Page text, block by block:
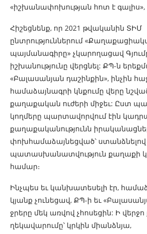
«իշխանափոխության հոտ է
Հիշեցնենք, որ 2021 թվականին ՏԻՄ
ընտրություններում
պայմանագիրը» չկարողացավ
իշխանությունը վերցնել: ՔՊ-ն
«Բալասանյան դաշինքին», ինչին
համաձայնագրի կնքումը վերը
քաղաքական ուժերի միջեւ: Ըստ
կողմերը պարտավորվում էին
քաղաքականությունն
փոխհամաձայնեցված՝
պատասխանատվություն քաղաքի
համար։
Ինչպես եւ կանխատեսելի էր,
կյանք չունեցավ, ՔՊ-ի եւ
ջրերը մեկ առվով չհոսեցին: Ի
ղեկավարումը՝ կրկին միանձնյա,